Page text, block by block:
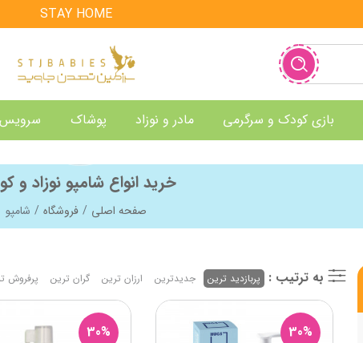
STAY HOME
بازی کودک و سرگرمی مادر و نوزاد پوشاک سرویس
خرید انواع شامپو نوزاد و
صفحه اصلی فروشگاه شامپو
به ترتیب : پربازدید ترین جدیدترین ارزان ترین گران ترین پرفروش
30%
30%